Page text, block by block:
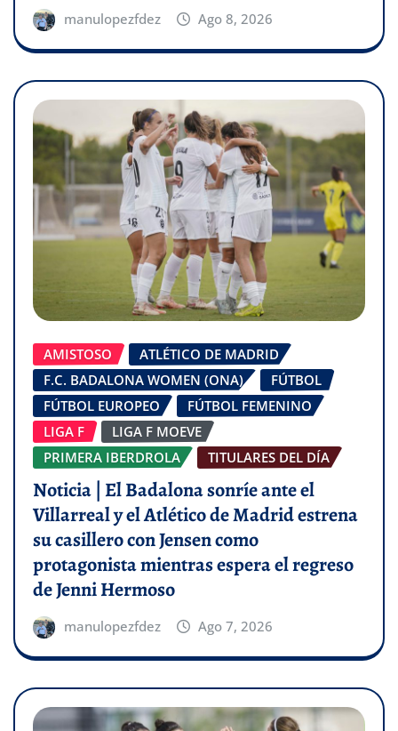
manulopezfdez Ago 8, 2026
AMISTOSO
ATLÉTICO DE MADRID
F.C. BADALONA WOMEN (ONA)
FÚTBOL
FÚTBOL EUROPEO
FÚTBOL FEMENINO
LIGA F
LIGA F MOEVE
PRIMERA IBERDROLA
TITULARES DEL DÍA
Noticia | El Badalona sonríe ante el
Villarreal y el Atlético de Madrid estrena
su casillero con Jensen como
protagonista mientras espera el regreso
de Jenni Hermoso
manulopezfdez Ago 7, 2026